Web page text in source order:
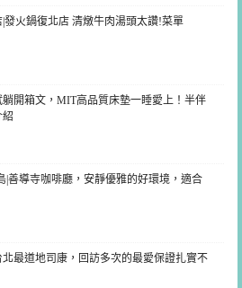
發火鍋復北店 清燉牛肉湯頭太讚!菜單
開箱文，MIT高品質床墊一睡愛上！半伴
紹
|善導寺咖啡廳，安靜優雅的好環境，適合
最道地司康，回訪多次的最愛保證扎實不